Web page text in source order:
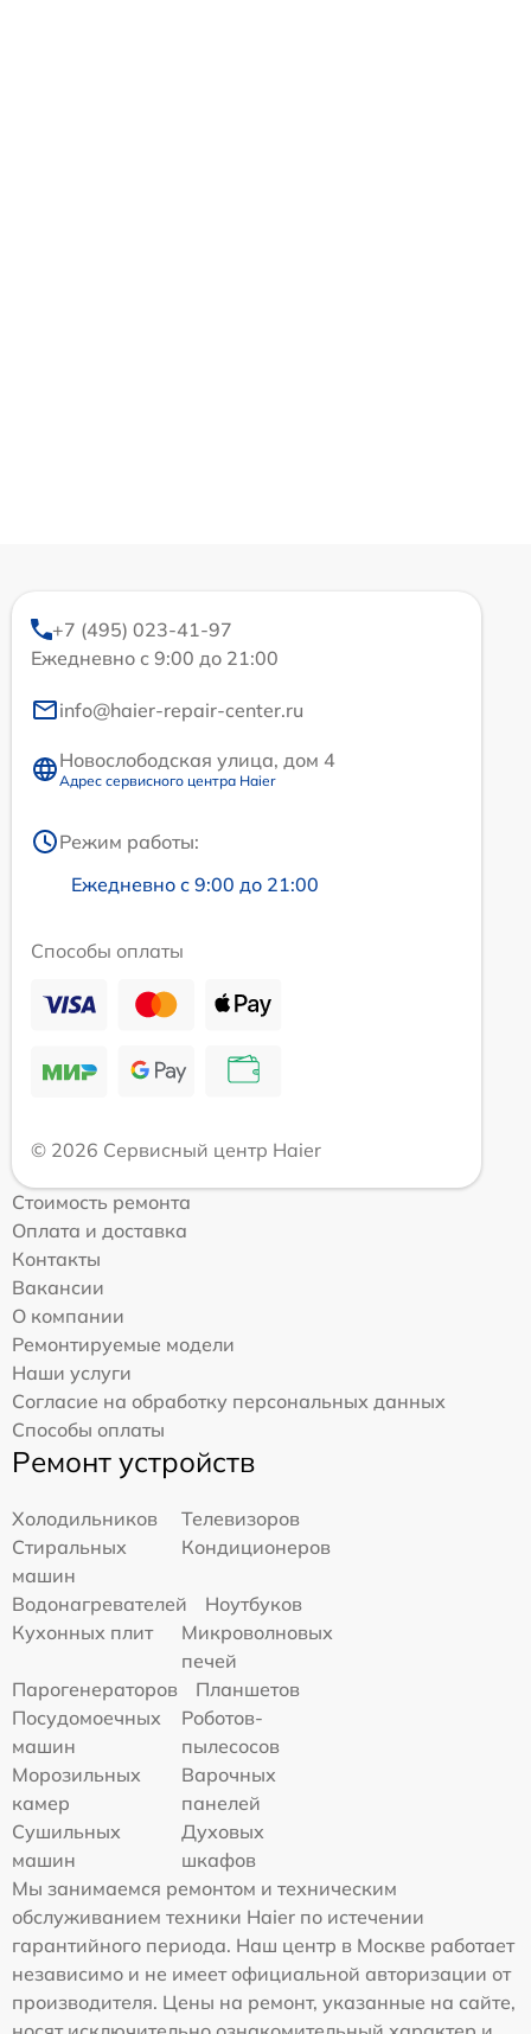
+7 (495) 023-41-97
Ежедневно с 9:00 до 21:00
info@haier-repair-center.ru
Новослободская улица, дом 4
Адрес сервисного центра Haier
Режим работы:
Ежедневно с 9:00 до 21:00
Способы оплаты
© 2026 Сервисный центр Haier
Стоимость ремонта
Оплата и доставка
Контакты
Вакансии
О компании
Ремонтируемые модели
Наши услуги
Согласие на обработку персональных данных
Способы оплаты
Ремонт устройств
Холодильников
Телевизоров
Стиральных
машин
Кондиционеров
Водонагревателей
Ноутбуков
Кухонных плит
Микроволновых
печей
Парогенераторов
Планшетов
Посудомоечных
машин
Роботов-
пылесосов
Морозильных
камер
Варочных
панелей
Сушильных
машин
Духовых
шкафов
Мы занимаемся ремонтом и техническим
обслуживанием техники Haier по истечении
гарантийного периода. Наш центр в Москве работает
независимо и не имеет официальной авторизации от
производителя. Цены на ремонт, указанные на сайте,